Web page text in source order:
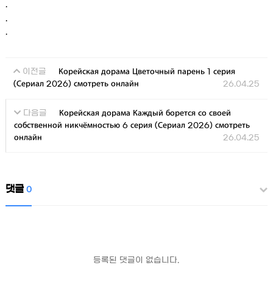
.
.
.
이전글
Корейская дорама Цветочный парень 1 серия
(Сериал 2026) смотреть онлайн
26.04.25
다음글
Корейская дорама Каждый борется со своей
собственной никчёмностью 6 серия (Сериал 2026) смотреть
онлайн
26.04.25
댓글0
등록된 댓글이 없습니다.